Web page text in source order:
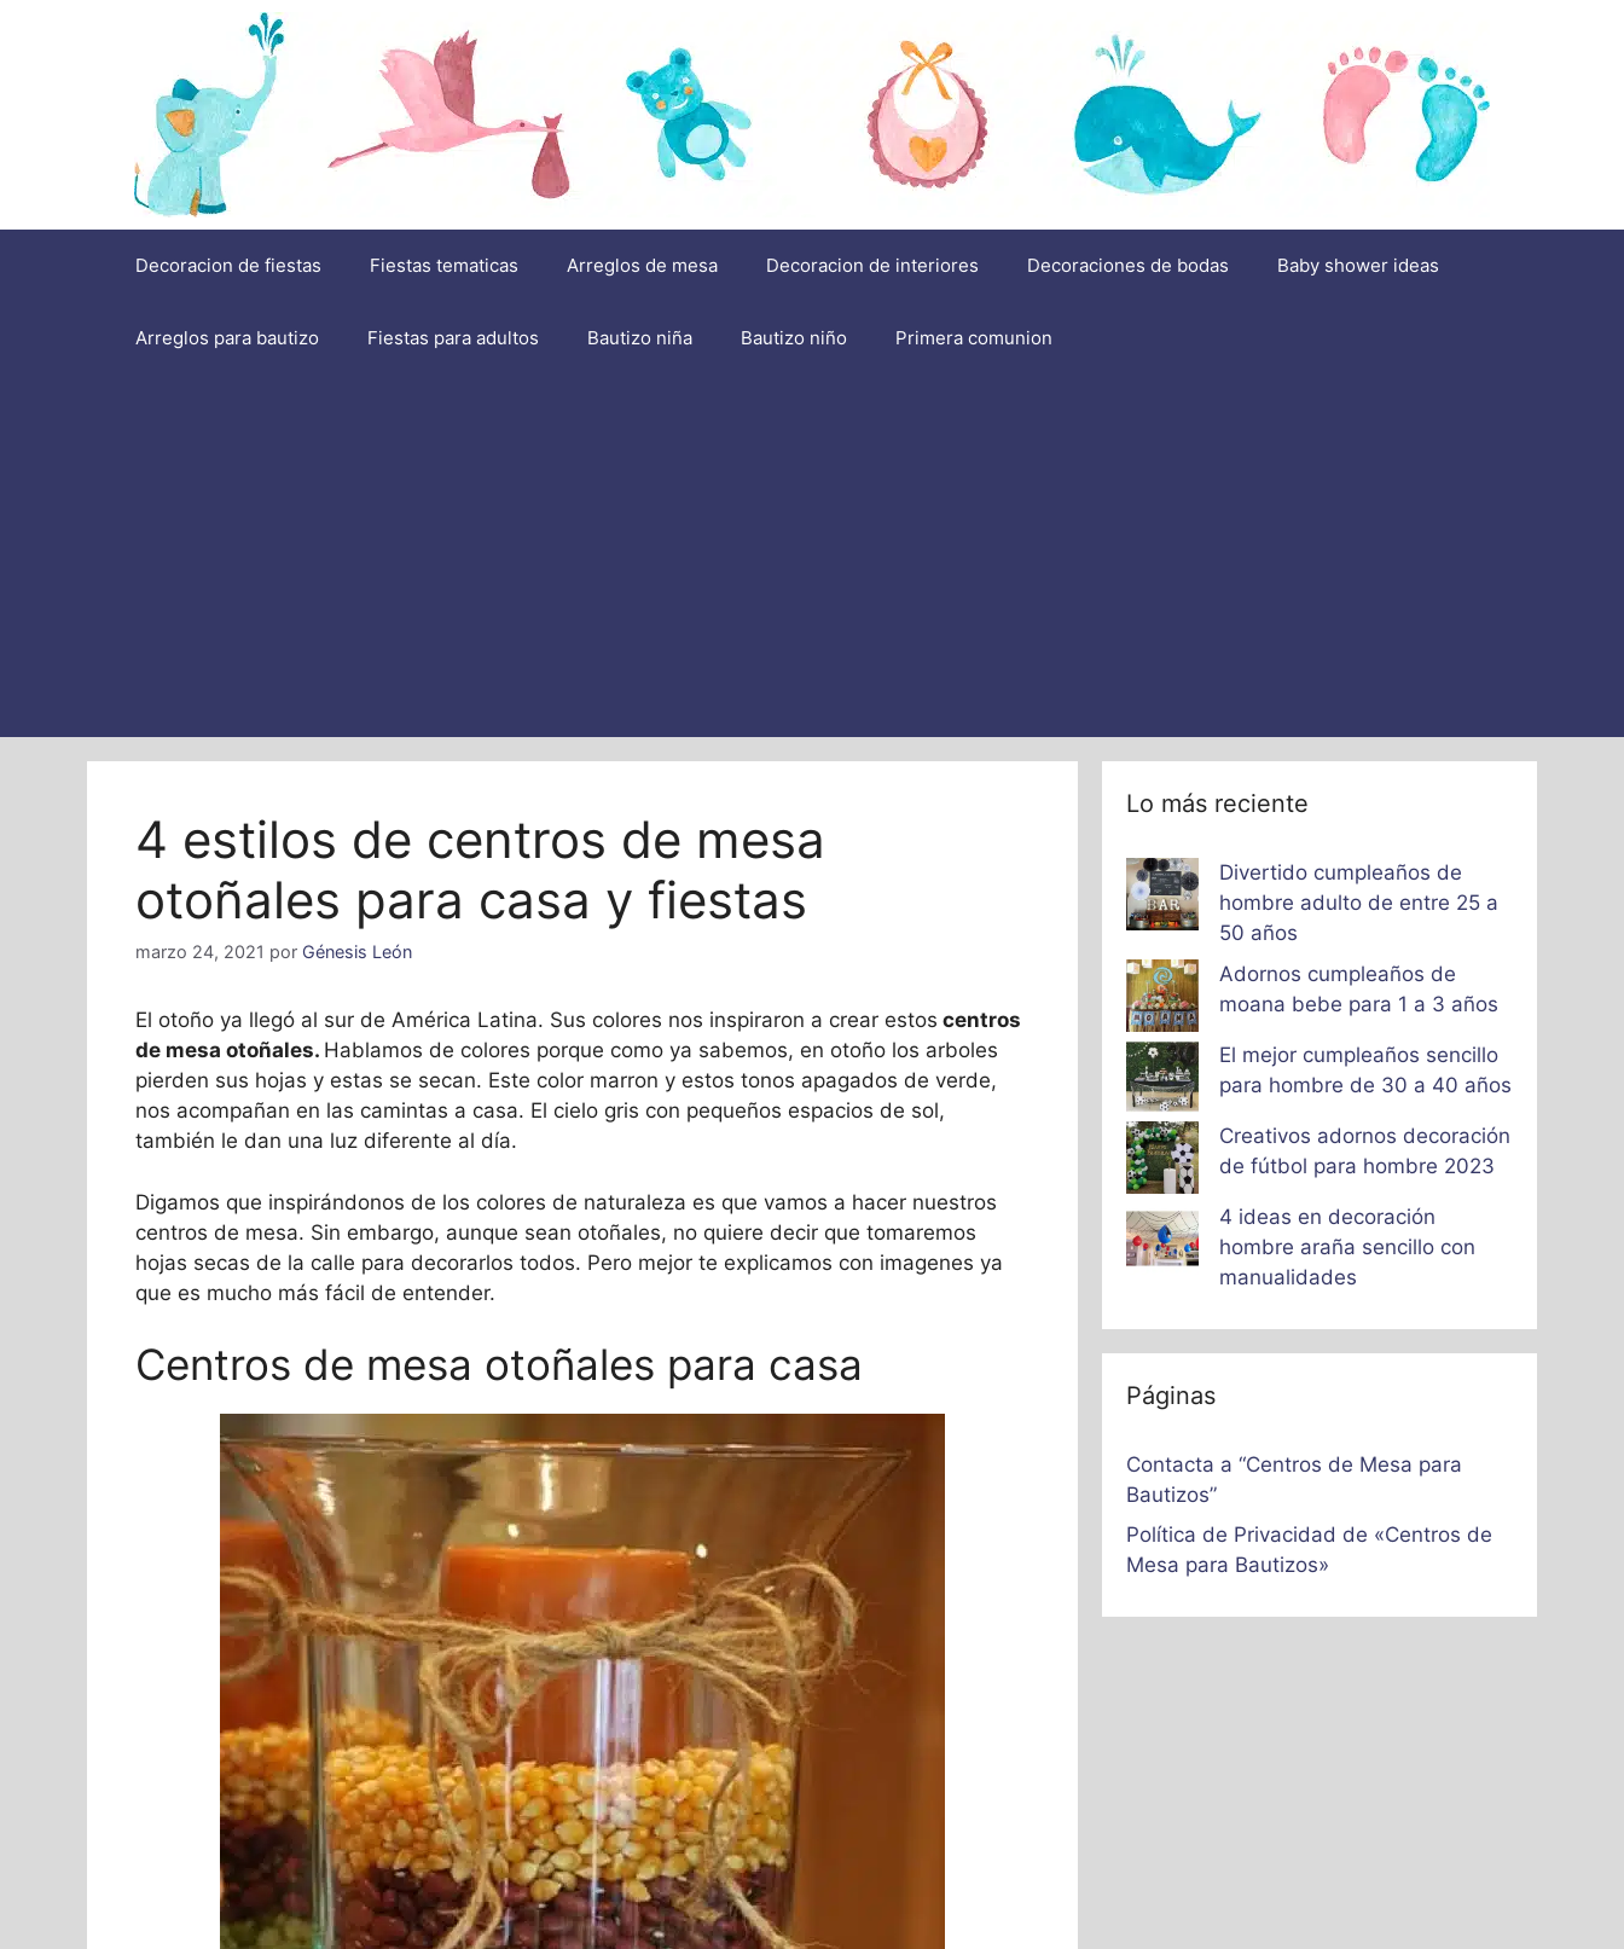
Decoracion de fiestas Fiestas tematicas Arreglos de mesa Decoracion de interiores Decoraciones de bodas Baby shower ideas
Arreglos para bautizo Fiestas para adultos Bautizo niña Bautizo niño Primera comunion
4 estilos de centros de mesa
otoñales para casa y fiestas
marzo 24, 2021 por Génesis León
El otoño ya llegó al sur de América Latina. Sus colores nos inspiraron a crear estos centros
de mesa otoñales. Hablamos de colores porque como ya sabemos, en otoño los arboles
pierden sus hojas y estas se secan. Este color marron y estos tonos apagados de verde,
nos acompañan en las camintas a casa. El cielo gris con pequeños espacios de sol,
también le dan una luz diferente al día.
Digamos que inspirándonos de los colores de naturaleza es que vamos a hacer nuestros
centros de mesa. Sin embargo, aunque sean otoñales, no quiere decir que tomaremos
hojas secas de la calle para decorarlos todos. Pero mejor te explicamos con imagenes ya
que es mucho más fácil de entender.
Centros de mesa otoñales para casa
Lo más reciente
Divertido cumpleaños de
hombre adulto de entre 25 a
50 años
Adornos cumpleaños de
moana bebe para 1 a 3 años
El mejor cumpleaños sencillo
para hombre de 30 a 40 años
Creativos adornos decoración
de fútbol para hombre 2023
4 ideas en decoración
hombre araña sencillo con
manualidades
Páginas
Contacta a “Centros de Mesa para
Bautizos”
Política de Privacidad de «Centros de
Mesa para Bautizos»